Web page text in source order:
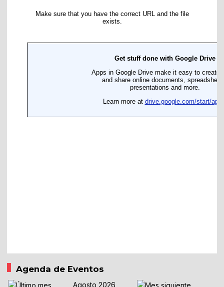
Agenda de Eventos
Agosto 2026